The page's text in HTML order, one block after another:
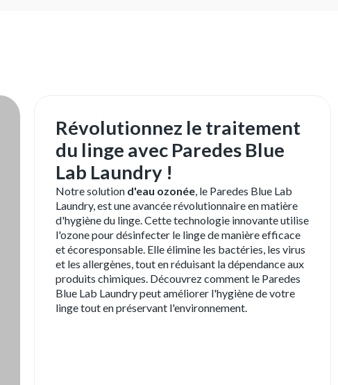
Révolutionnez le traitement
du linge avec Paredes Blue
Lab Laundry !
Notre solution d'eau ozonée, le Paredes Blue Lab
Laundry, est une avancée révolutionnaire en matière
d'hygiène du linge. Cette technologie innovante utilise
l'ozone pour désinfecter le linge de manière efficace
et écoresponsable. Elle élimine les bactéries, les virus
et les allergènes, tout en réduisant la dépendance aux
produits chimiques. Découvrez comment le Paredes
Blue Lab Laundry peut améliorer l'hygiène de votre
linge tout en préservant l'environnement.